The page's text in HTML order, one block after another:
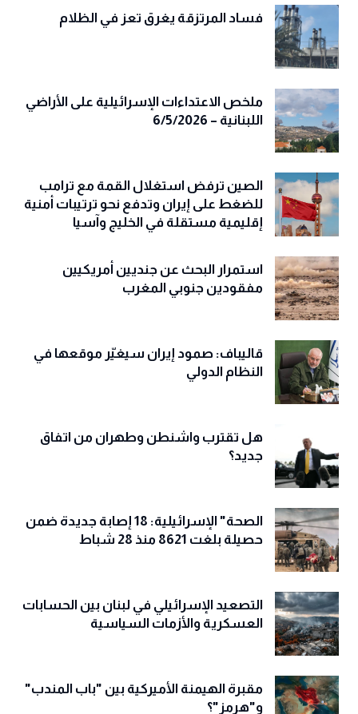
فساد المرتزقة يغرق تعز في الظلام
ملخص الاعتداءات الإسرائيلية على الأراضي
اللبنانية – 6/5/2026
الصين ترفض استغلال القمة مع ترامب
للضغط على إيران وتدفع نحو ترتيبات أمنية
إقليمية مستقلة في الخليج وآسيا
استمرار البحث عن جنديين أمريكيين
مفقودين جنوبي المغرب
قاليباف: صمود إيران سيغيّر موقعها في
النظام الدولي
هل تقترب واشنطن وطهران من اتفاق
جديد؟
الصحة" الإسرائيلية: 18 إصابة جديدة ضمن
حصيلة بلغت 8621 منذ 28 شباط
التصعيد الإسرائيلي في لبنان بين الحسابات
العسكرية والأزمات السياسية
مقبرة الهيمنة الأميركية بين "باب المندب"
و"هرمز"؟